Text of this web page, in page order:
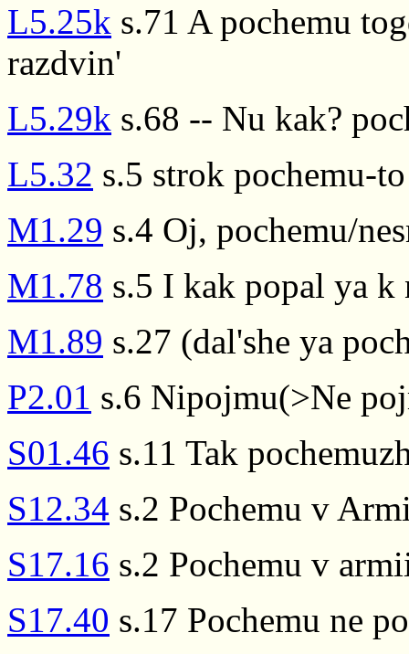
L5.25k s.71 A pochemu
razdvin'
L5.29k s.68 -- Nu kak?
L5.32 s.5 strok pochemu-
M1.29 s.4 Oj, pochemu/
M1.78 s.5 I kak popal ya
M1.89 s.27 (dal'she ya
P2.01 s.6 Nipojmu(>Ne
S01.46 s.11 Tak
S12.34 s.2 Pochemu v
S17.16 s.2 Pochemu v
S17.40 s.17 Pochemu ne